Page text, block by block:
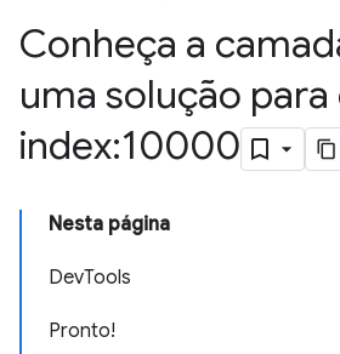
Conheça a
uma solução para
index:10000
Nesta página
DevTools
Pronto!